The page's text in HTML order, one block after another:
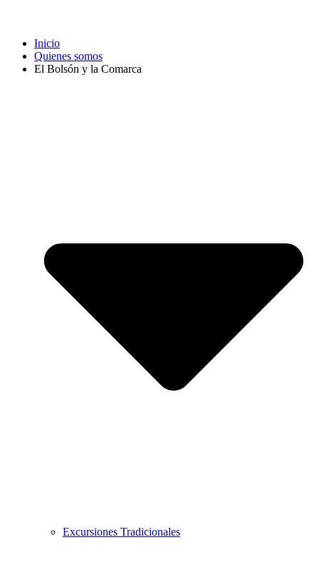
Inicio
Quienes somos
El Bolsón y la Comarca
Excursiones Tradicionales